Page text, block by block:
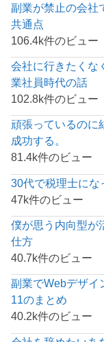
副業が禁止の会社
共通点
106.4k件のビュー
会社に行きたくな
業社員時代の話
102.8k件のビュー
頑張っているのに
成功する。
81.4k件のビュー
30代で税理士にな
47k件のビュー
僕が思う内向型が
仕方
40.7k件のビュー
副業でWebデザイ
11のまとめ
40.2k件のビュー